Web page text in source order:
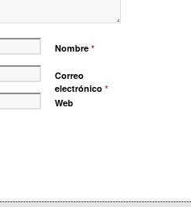
Nombre *
Correo
electrónico *
Web